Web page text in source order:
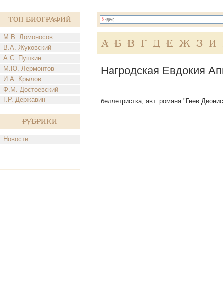
Топ Биографий
М.В. Ломоносов
В.А. Жуковский
А.С. Пушкин
М.Ю. Лермонтов
И.А. Крылов
Ф.М. Достоевский
Г.Р. Державин
Рубрики
Новости
А Б В Г Д Е Ж З И
Нагродская Евдокия
беллетристка, авт. романа "Гнев